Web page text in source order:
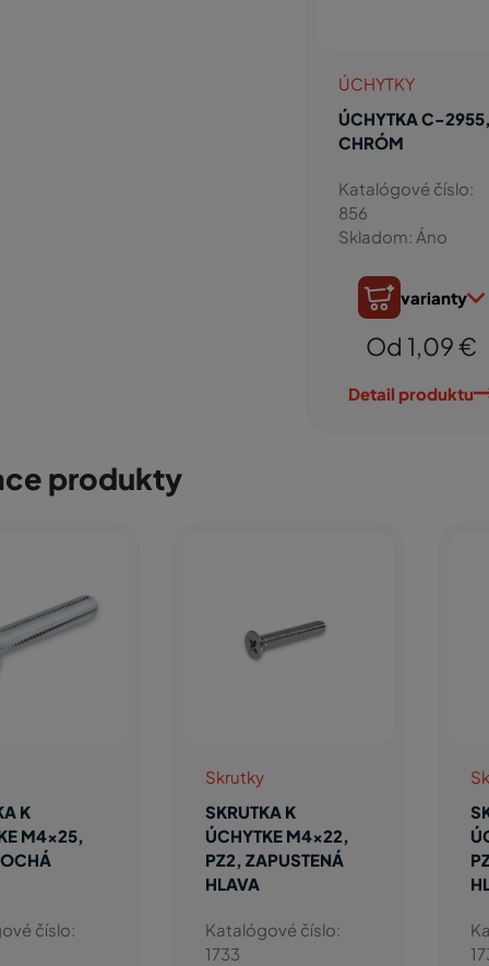
ÚCHYTKY
ÚCHYTKA C-
CHRÓM
Katalógové číslo:
856
Skladom: Áno
varianty
Od 1,09 €
Detail produktu
produkty
K
M4x25,
číslo:
Skrutky
SKRUTKA K
ÚCHYTKE M4x40,
PZ2, PLOCHÁ
HLAVA
Katalógové číslo:
3557